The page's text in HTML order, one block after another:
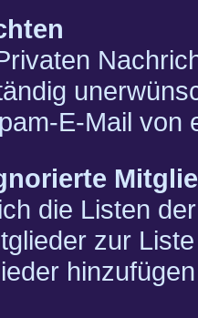
E-Mail von
die Listen
zur